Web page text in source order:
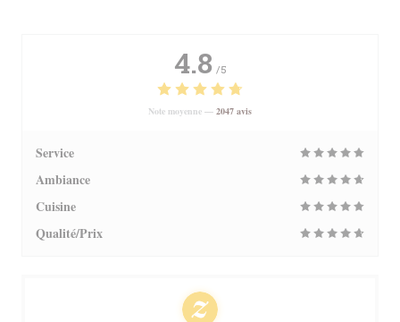
4.8 /5
Note moyenne — 2047 avis
Service
Ambiance
Cuisine
Qualité/Prix